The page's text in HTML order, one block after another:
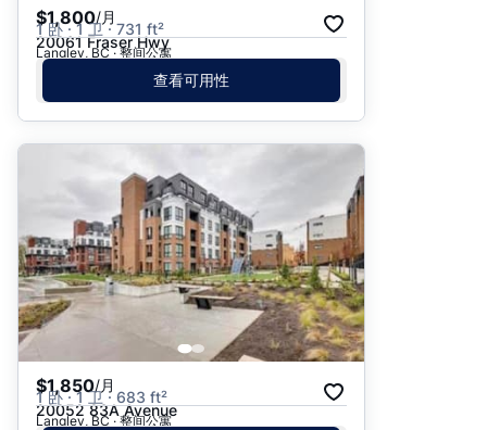
$1,800/月
1 卧 · 1 卫 · 731 ft²
20061 Fraser Hwy
Langley, BC · 整间公寓
查看可用性
$1,850/月
1 卧 · 1 卫 · 683 ft²
20052 83A Avenue
Langley, BC · 整间公寓